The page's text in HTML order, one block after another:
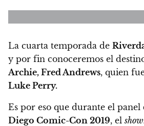
La cuarta temporada de
y por fin conoceremos el
Archie, Fred Andrews, quien
Luke Perry.
Es por eso que durante el panel
Diego Comic-Con 2019, el